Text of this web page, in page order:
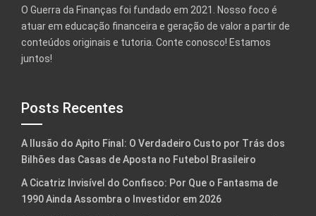
O Guerra da Finanças foi fundado em 2021. Nosso foco é
atuar em educação financeira e geração de valor a partir de
conteúdos originais e tutoria. Conte conosco! Estamos
juntos!
Posts Recentes
A Ilusão do Apito Final: O Verdadeiro Custo por Trás dos
Bilhões das Casas de Aposta no Futebol Brasileiro
A Cicatriz Invisível do Confisco: Por Que o Fantasma de
1990 Ainda Assombra o Investidor em 2026